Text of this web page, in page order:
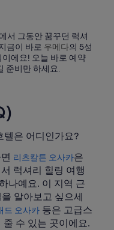
서 그동안 꿈꾸던 럭셔
금이 바로 우메다의 5성
에요! 오늘 바로 예약
준비만 하세요.
텔은 어디인가요?
리츠칼튼 오사카은
럭셔리 힐링 여행
나예요. 이 지역 근
알아보고 싶으세
드 오사카 등은 고급스
수 있는 곳이에요.